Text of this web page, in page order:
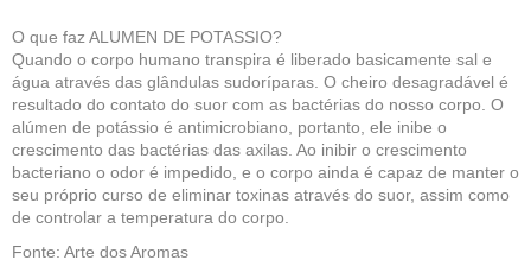
O que faz ALUMEN DE POTASSIO?
Quando o corpo humano transpira é liberado basicamente sal e
água através das glândulas sudoríparas. O cheiro desagradável é
resultado do contato do suor com as bactérias do nosso corpo. O
alúmen de potássio é antimicrobiano, portanto, ele inibe o
crescimento das bactérias das axilas. Ao inibir o crescimento
bacteriano o odor é impedido, e o corpo ainda é capaz de manter o
seu próprio curso de eliminar toxinas através do suor, assim como
de controlar a temperatura do corpo.
Fonte: Arte dos Aromas